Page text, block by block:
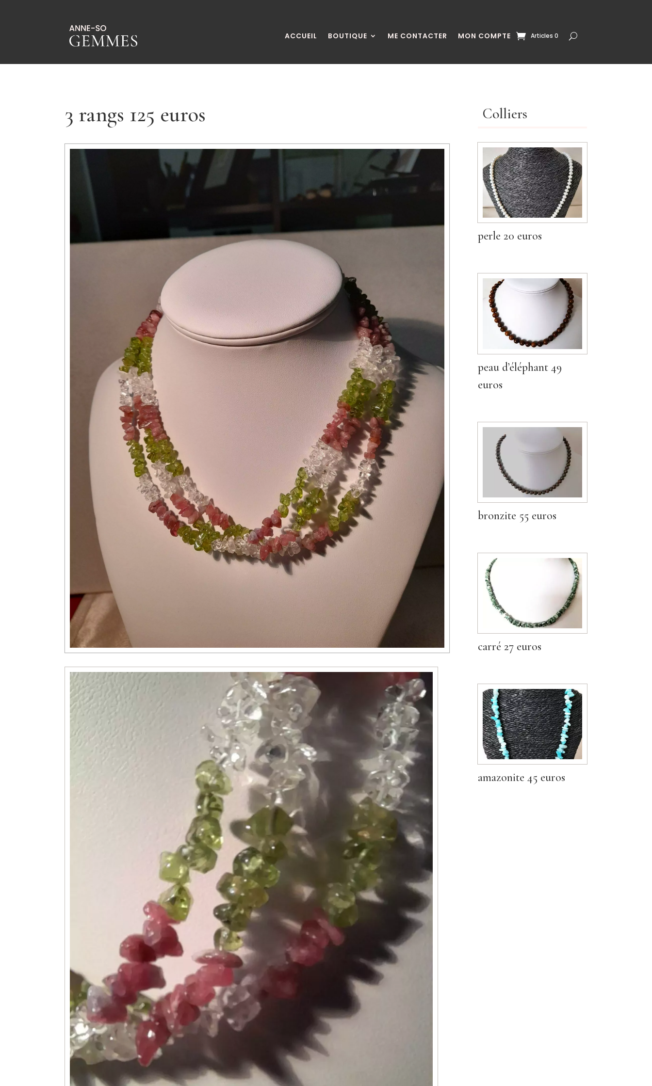
ACCUEIL BOUTIQUE ME CONTACTER MON COMPTE Articles 0
3 rangs 125 euros Colliers
perle 20 euros
peau d’éléphant 49
euros
bronzite 55 euros
carré 27 euros
amazonite 45 euros